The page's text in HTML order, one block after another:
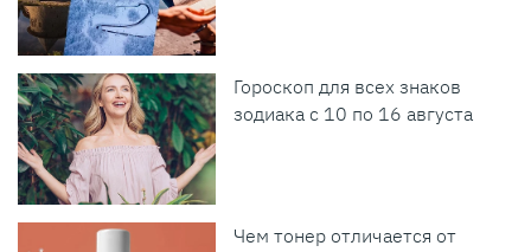
Гороскоп для всех знаков
зодиака с 10 по 16 августа
Чем тонер отличается от